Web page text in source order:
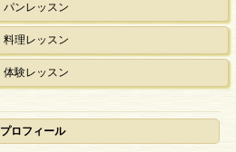
パンレッスン
料理レッスン
体験レッスン
プロフィール